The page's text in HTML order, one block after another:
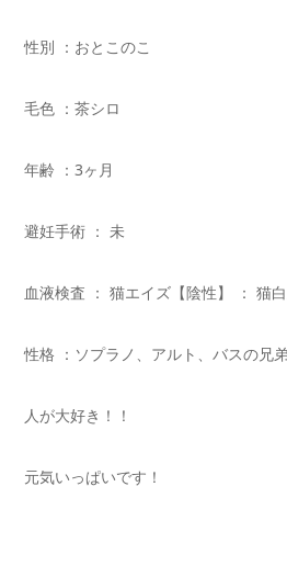
性別 ：おとこのこ
毛色 ：茶シロ
年齢 ：3ヶ月
避妊手術 ： 未
血液検査 ： 猫エイズ【陰性】 ： 猫白
性格 ：ソプラノ、アルト、バスの兄弟
人が大好き！！
元気いっぱいです！